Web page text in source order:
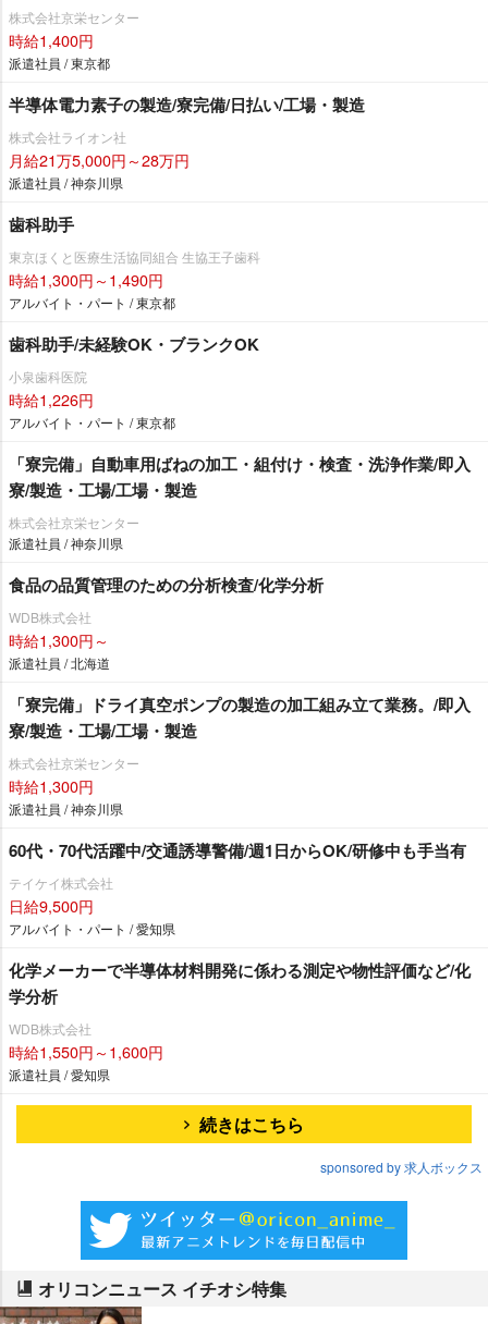
株式会社京栄センター
時給1,400円
派遣社員 / 東京都
半導体電力素子の製造/寮完備/日払い/工場・製造
株式会社ライオン社
月給21万5,000円～28万円
派遣社員 / 神奈川県
歯科助手
東京ほくと医療生活協同組合 生協王子歯科
時給1,300円～1,490円
アルバイト・パート / 東京都
歯科助手/未経験OK・ブランクOK
小泉歯科医院
時給1,226円
アルバイト・パート / 東京都
「寮完備」自動車用ばねの加工・組付け・検査・洗浄作業/即入
寮/製造・工場/工場・製造
株式会社京栄センター
派遣社員 / 神奈川県
食品の品質管理のための分析検査/化学分析
WDB株式会社
時給1,300円～
派遣社員 / 北海道
「寮完備」ドライ真空ポンプの製造の加工組み立て業務。/即入
寮/製造・工場/工場・製造
株式会社京栄センター
時給1,300円
派遣社員 / 神奈川県
60代・70代活躍中/交通誘導警備/週1日からOK/研修中も手当有
テイケイ株式会社
日給9,500円
アルバイト・パート / 愛知県
化学メーカーで半導体材料開発に係わる測定や物性評価など/化
学分析
WDB株式会社
時給1,550円～1,600円
派遣社員 / 愛知県
続きはこちら
sponsored by 求人ボックス
オリコンニュース イチオシ特集